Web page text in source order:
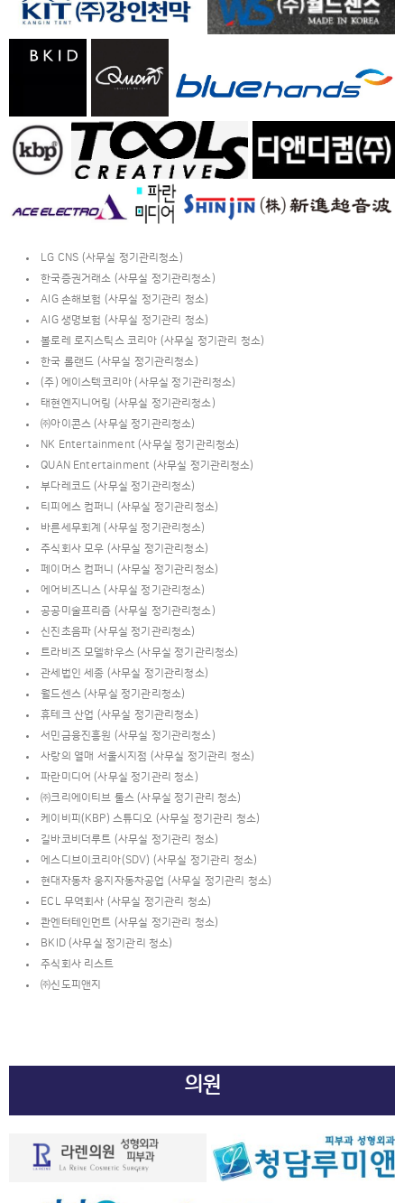
LG CNS (사무실 정기관리청소)
한국증권거래소 (사무실 정기관리청소)
AIG 손해보험 (사무실 정기관리 청소)
AIG 생명보험 (사무실 정기관리 청소)
볼로레 로지스틱스 코리아 (사무실 정기관리 청소)
한국 롤랜드 (사무실 정기관리청소)
(주) 에이스텍코리아 (사무실 정기관리청소)
태현엔지니어링 (사무실 정기관리청소)
㈜아이콘스 (사무실 정기관리청소)
NK Entertainment (사무실 정기관리청소)
QUAN Entertainment (사무실 정기관리청소)
부다레코드 (사무실 정기관리청소)
티피에스 컴퍼니 (사무실 정기관리청소)
바른세무회계 (사무실 정기관리청소)
주식회사 모우 (사무실 정기관리청소)
페이머스 컴퍼니 (사무실 정기관리청소)
에어비즈니스 (사무실 정기관리청소)
공공미술프리즘 (사무실 정기관리청소)
신진초음파 (사무실 정기관리청소)
트라비즈 모델하우스 (사무실 정기관리청소)
관세법인 세종 (사무실 정기관리청소)
월드센스 (사무실 정기관리청소)
휴테크 산업 (사무실 정기관리청소)
서민금융진흥원 (사무실 정기관리청소)
사랑의 열매 서울시지점 (사무실 정기관리 청소)
파란미디어 (사무실 정기관리 청소)
㈜크리에이티브 툴스 (사무실 정기관리 청소)
케이비피(KBP) 스튜디오 (사무실 정기관리 청소)
길바코비더루트 (사무실 정기관리 청소)
에스디브이코리아(SDV) (사무실 정기관리 청소)
현대자동차 웅지자동차공업 (사무실 정기관리 청소)
ECL 무역회사 (사무실 정기관리 청소)
콴엔터테인먼트 (사무실 정기관리 청소)
BKID (사무실 정기관리 청소)
주식회사 리스트
㈜신도피앤지
의원